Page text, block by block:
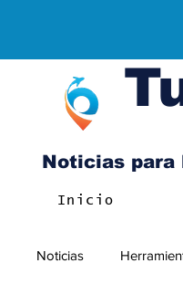
Noticias para
Inicio
Noticias